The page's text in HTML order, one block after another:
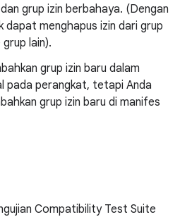
grup izin berbahaya. (Dengan
dapat menghapus izin dari grup
lain).
grup izin baru dalam
pada perangkat, tetapi Anda
grup izin baru di manifes
Compatibility Test Suite